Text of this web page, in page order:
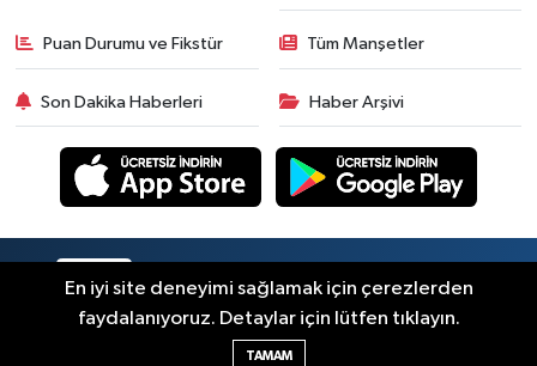
Puan Durumu ve Fikstür Tüm Manşetler
Son Dakika Haberleri Haber Arşivi
Haber Yazılımı:
En iyi site deneyimi sağlamak için çerezlerden
faydalanıyoruz. Detaylar için lütfen tıklayın.
TAMAM